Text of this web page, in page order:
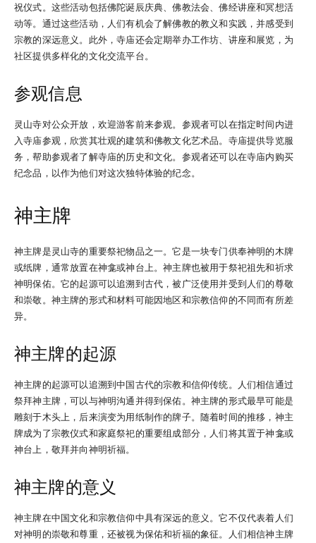
祝仪式。这些活动包括佛陀诞辰庆典、佛教法会、佛经讲座和冥想活
动等。通过这些活动，人们有机会了解佛教的教义和实践，并感受到
宗教的深远意义。此外，寺庙还会定期举办工作坊、讲座和展览，为
社区提供多样化的文化交流平台。
参观信息
灵山寺对公众开放，欢迎游客前来参观。参观者可以在指定时间内进
入寺庙参观，欣赏其壮观的建筑和佛教文化艺术品。寺庙提供导览服
务，帮助参观者了解寺庙的历史和文化。参观者还可以在寺庙内购买
纪念品，以作为他们对这次独特体验的纪念。
神主牌
神主牌是灵山寺的重要祭祀物品之一。它是一块专门供奉神明的木牌
或纸牌，通常放置在神龛或神台上。神主牌也被用于祭祀祖先和祈求
神明保佑。它的起源可以追溯到古代，被广泛使用并受到人们的尊敬
和崇敬。神主牌的形式和材料可能因地区和宗教信仰的不同而有所差
异。
神主牌的起源
神主牌的起源可以追溯到中国古代的宗教和信仰传统。人们相信通过
祭拜神主牌，可以与神明沟通并得到保佑。神主牌的形式最早可能是
雕刻于木头上，后来演变为用纸制作的牌子。随着时间的推移，神主
牌成为了宗教仪式和家庭祭祀的重要组成部分，人们将其置于神龛或
神台上，敬拜并向神明祈福。
神主牌的意义
神主牌在中国文化和宗教信仰中具有深远的意义。它不仅代表着人们
对神明的崇敬和尊重，还被视为保佑和祈福的象征。人们相信神主牌